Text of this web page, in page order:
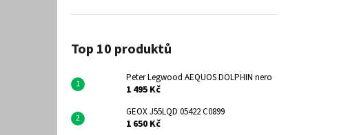
Top 10 produktů
Peter Legwood AEQUOS DOLPHIN nero
1 495 Kč
GEOX J55LQD 05422 C0899
1 650 Kč